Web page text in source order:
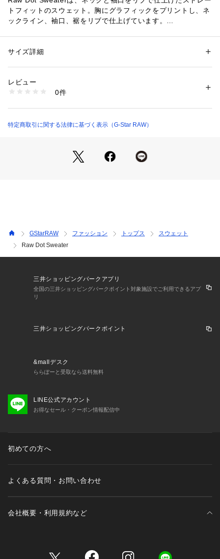
トフィットのスウェット。胸にグラフィックをプリントし、ネ
ックライン、袖口、裾をリブで仕上げています。
・セットインロングスリーブ
・フロント下にG-Star RAWラベル
性別：メンズ
素材：Heavy Sherland Sweat Recycled
しています。
・柔らかいスウェット素材
・60% コットン, 40%ポリエステル (リサイクル)
イニシアチブ)を通じ、サステナブルなコットン農家を支えることに繋が
・リサイクルポリエステルは、PETプラスチックボトルやアパレル製品な
ど、個人や企業が廃棄した資源を原料にして作られています。これらの原
・乾燥機使用不可
・１１０°Cまでのアイロン使用推奨
・自然乾燥
※詳しい洗濯方法については、商品の品質表示タグをご覧ください
商品番号：1095400000043 （モール）
D18196-A612 （ショップ）
サイズ詳細
レビュー
0件
特定商取引に関する法律に基づく表示（G-Star RAW）
GStarRAW ファッション トップス
スウェット
Raw Dot Sweater
三井ショッピングパークアプリ
全国の三井ショッピングパークポイント対象施設でご利用できるアプ
リ
三井ショッピングパークポイント
&mallデスク
ららぽーと受取なら送料無料
LINE公式アカウント
お得なセール・クーポン情報配信中
初めての方へ
よくある質問・お問い合わせ
会社概要・利用規約など